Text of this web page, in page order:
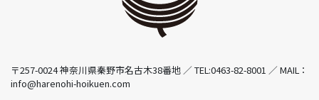
〒257-0024 神奈川県秦野市名古木38番地 ／ TEL:0463-82-8001 ／ MAIL：
info@harenohi-hoikuen.com